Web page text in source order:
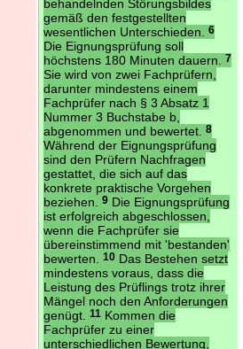
behandelnden Störungsbildes
gemäß den festgestellten
wesentlichen Unterschieden.
6
Die Eignungsprüfung soll
höchstens 180 Minuten dauern.
7
Sie wird von zwei Fachprüfern,
darunter mindestens einem
Fachprüfer nach § 3 Absatz 1
Nummer 3 Buchstabe b,
abgenommen und bewertet.
8
Während der Eignungsprüfung
sind den Prüfern Nachfragen
gestattet, die sich auf das
konkrete praktische Vorgehen
beziehen.
9Die Eignungsprüfung
ist erfolgreich abgeschlossen,
wenn die Fachprüfer sie
übereinstimmend mit 'bestanden'
bewerten.
10Das Bestehen setzt
mindestens voraus, dass die
Leistung des Prüflings trotz ihrer
Mängel noch den Anforderungen
genügt.
11Kommen die
Fachprüfer zu einer
unterschiedlichen Bewertung,